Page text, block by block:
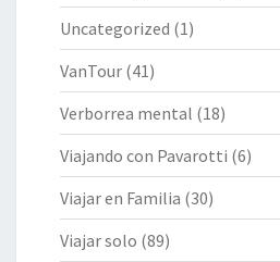
Uncategorized (1)
VanTour (41)
Verborrea mental (18)
Viajando con Pavarotti (6)
Viajar en Familia (30)
Viajar solo (89)